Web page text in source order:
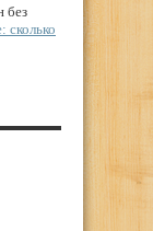
без
сколько